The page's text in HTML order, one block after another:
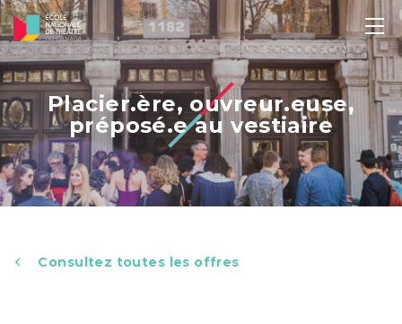
Placier.ère, ouvreur.euse,
préposé.e au vestiaire
Consultez toutes les offres